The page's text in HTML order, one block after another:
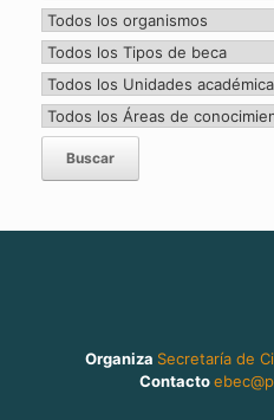
Organiza Secretaría de
Contacto